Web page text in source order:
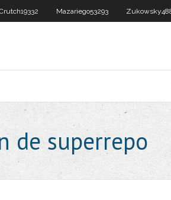
Mazariego53293
de superrepo